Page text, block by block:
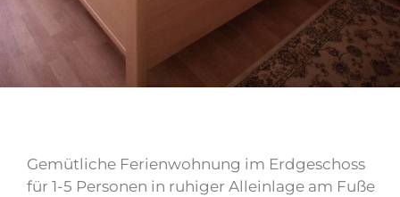
Gemütliche Ferienwohnung im Erdgeschoss
für 1-5 Personen in ruhiger Alleinlage am Fuße